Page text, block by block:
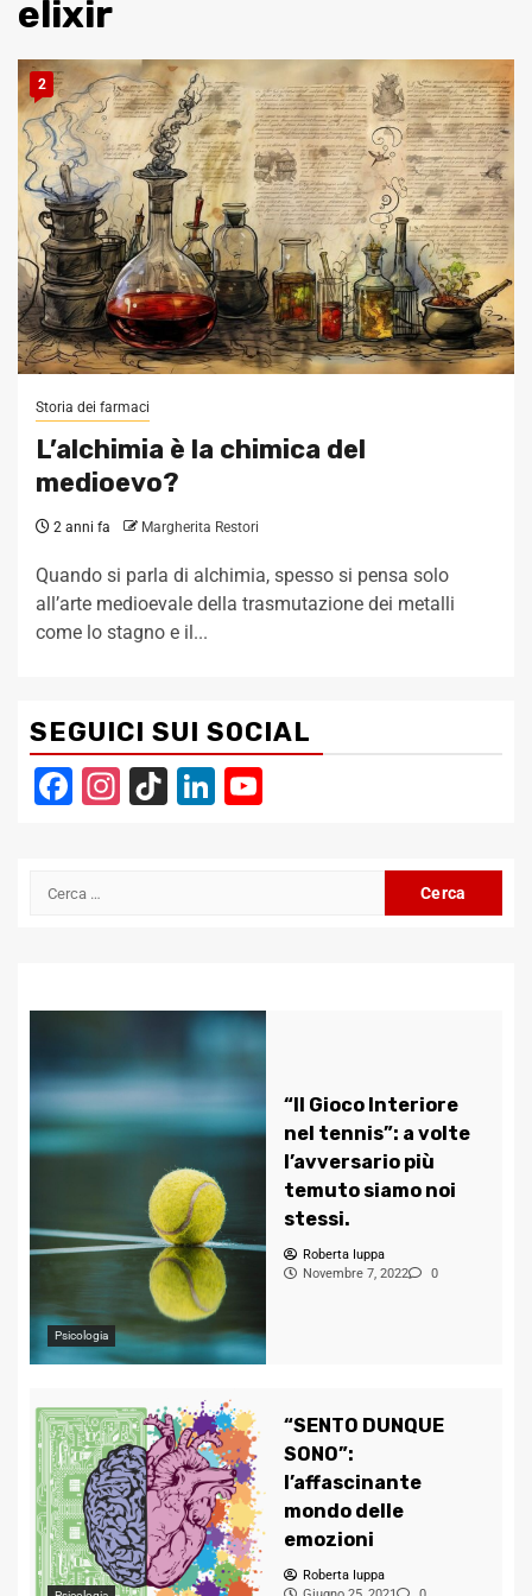
elixir
2
Storia dei farmaci
L’alchimia è la chimica del
medioevo?
2 anni fa Margherita Restori
Quando si parla di alchimia, spesso si pensa solo
all’arte medioevale della trasmutazione dei metalli
come lo stagno e il...
SEGUICI SUI SOCIAL
Facebook
Instagram
TikTokLinkedIn
Ricerca
Psicologia
“Il Gioco Interiore
nel tennis”: a volte
l’avversario più
temuto siamo noi
stessi.
Roberta Iuppa
Novembre 7, 2022
0
“SENTO DUNQUE
SONO”:
l’affascinante
mondo delle
emozioni
Roberta Iuppa